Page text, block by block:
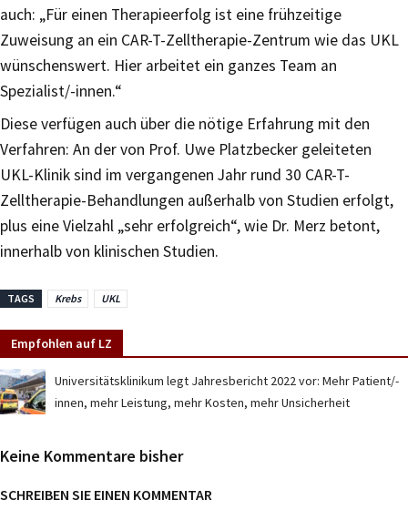
auch: „Für einen Therapieerfolg ist eine frühzeitige
Zuweisung an ein CAR-T-Zelltherapie-Zentrum wie das UKL
wünschenswert. Hier arbeitet ein ganzes Team an
Spezialist/-innen.“
Diese verfügen auch über die nötige Erfahrung mit den
Verfahren: An der von Prof. Uwe Platzbecker geleiteten
UKL-Klinik sind im vergangenen Jahr rund 30 CAR-T-
Zelltherapie-Behandlungen außerhalb von Studien erfolgt,
plus eine Vielzahl „sehr erfolgreich“, wie Dr. Merz betont,
innerhalb von klinischen Studien.
TAGS Krebs UKL
Empfohlen auf LZ
Universitätsklinikum legt Jahresbericht 2022 vor: Mehr Patient/-
innen, mehr Leistung, mehr Kosten, mehr Unsicherheit
Keine Kommentare bisher
SCHREIBEN SIE EINEN KOMMENTAR